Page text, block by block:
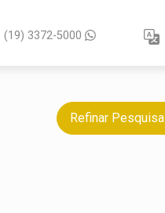
(19) 3372-5000
Refinar Pesquisa